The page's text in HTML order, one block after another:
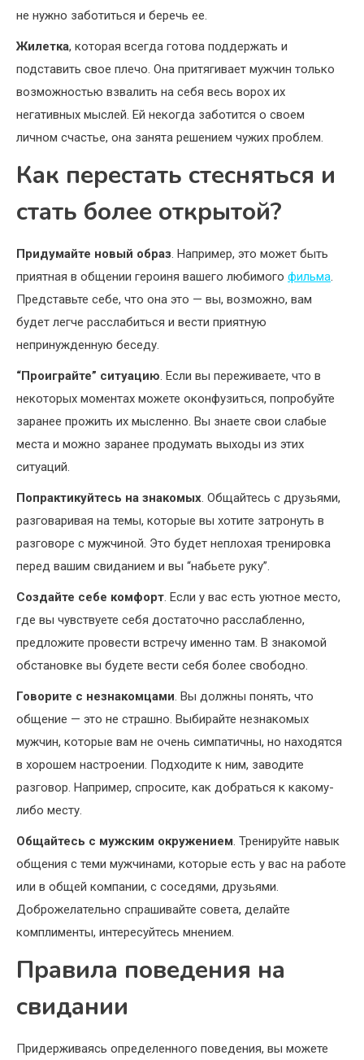
не нужно заботиться и беречь ее.
Жилетка, которая всегда готова поддержать и
подставить свое плечо. Она притягивает мужчин только
возможностью взвалить на себя весь ворох их
негативных мыслей. Ей некогда заботится о своем
личном счастье, она занята решением чужих проблем.
Как перестать стесняться и
стать более открытой?
Придумайте новый образ. Например, это может быть
приятная в общении героиня вашего любимого фильма.
Представьте себе, что она это — вы, возможно, вам
будет легче расслабиться и вести приятную
непринужденную беседу.
“Проиграйте” ситуацию. Если вы переживаете, что в
некоторых моментах можете оконфузиться, попробуйте
заранее прожить их мысленно. Вы знаете свои слабые
места и можно заранее продумать выходы из этих
ситуаций.
Попрактикуйтесь на знакомых. Общайтесь с друзьями,
разговаривая на темы, которые вы хотите затронуть в
разговоре с мужчиной. Это будет неплохая тренировка
перед вашим свиданием и вы “набьете руку”.
Создайте себе комфорт. Если у вас есть уютное место,
где вы чувствуете себя достаточно расслабленно,
предложите провести встречу именно там. В знакомой
обстановке вы будете вести себя более свободно.
Говорите с незнакомцами. Вы должны понять, что
общение — это не страшно. Выбирайте незнакомых
мужчин, которые вам не очень симпатичны, но находятся
в хорошем настроении. Подходите к ним, заводите
разговор. Например, спросите, как добраться к какому-
либо месту.
Общайтесь с мужским окружением. Тренируйте навык
общения с теми мужчинами, которые есть у вас на работе
или в общей компании, с соседями, друзьями.
Доброжелательно спрашивайте совета, делайте
комплименты, интересуйтесь мнением.
Правила поведения на
свидании
Придерживаясь определенного поведения, вы можете